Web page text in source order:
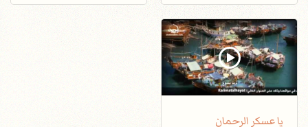
يا عسكر الرحمان